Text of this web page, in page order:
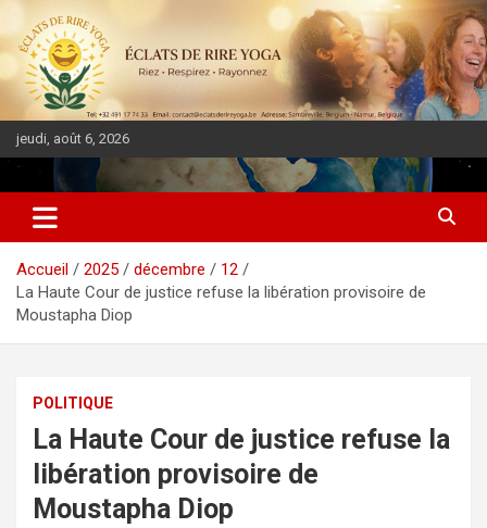
jeudi, août 6, 2026
DIASPORA PULSE
Accueil 2025 décembre
12
La Haute Cour de justice refuse la libération provisoire de
Moustapha Diop
POLITIQUE
La Haute Cour de justice refuse la
libération provisoire de
Moustapha Diop